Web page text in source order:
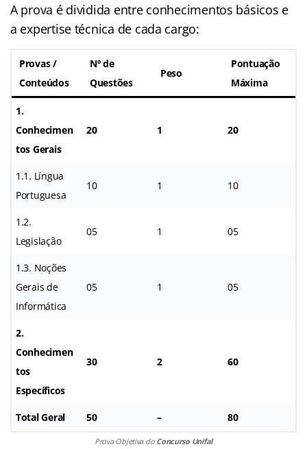
A prova é dividida entre conhecimentos básicos e
a expertise técnica de cada cargo:
Provas /
Conteúdos
Nº de
Questões
Peso
Pontuação
Máxima
1.
Conhecimen
tos Gerais
20 1 20
1.1. Língua
Portuguesa
10 1 10
1.2.
Legislação
05 1 05
1.3. Noções
Gerais de
Informática
05 1 05
2.
Conhecimen
tos
Específicos
30 2 60
Total Geral 50 – 80
Prova Objetiva do Concurso Unifal